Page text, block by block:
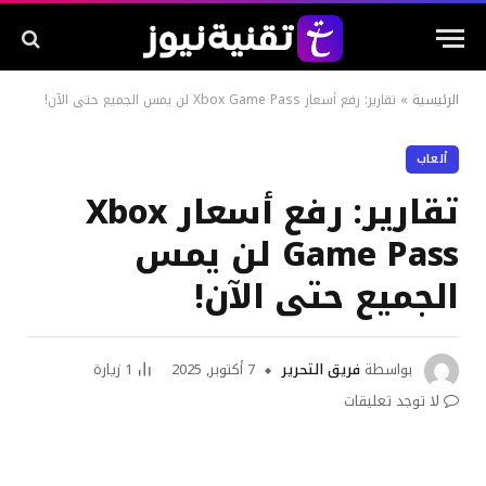
الرئيسية » تقارير: رفع أسعار Xbox Game Pass لن يمس الجميع حتى الآن!
ألعاب
تقارير: رفع أسعار Xbox
Game Pass لن يمس
الجميع حتى الآن!
بواسطة فريق التحرير 7 أكتوبر, 2025 1 زيارة
لا توجد تعليقات